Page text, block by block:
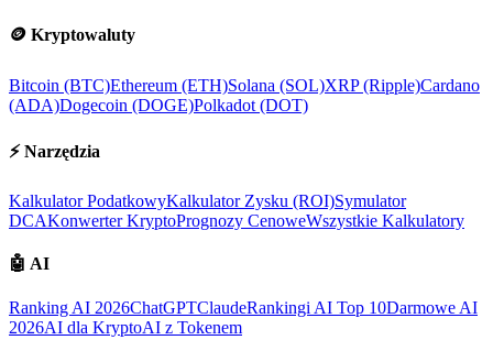
🪙 Kryptowaluty
Bitcoin (BTC)Ethereum (ETH)Solana (SOL)XRP (Ripple)Cardano
(ADA)Dogecoin (DOGE)Polkadot (DOT)
⚡ Narzędzia
Kalkulator PodatkowyKalkulator Zysku (ROI)Symulator
DCAKonwerter KryptoPrognozy CenoweWszystkie Kalkulatory
🤖 AI
Ranking AI 2026ChatGPTClaudeRankingi AI Top 10Darmowe AI
2026AI dla KryptoAI z Tokenem